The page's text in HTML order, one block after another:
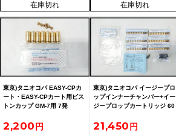
在庫切れ 在庫切れ
東京)タニオコバ EASY-CPカ
ート・EASY-CPカート用ピス
トンカップ GM-7用 7発
2,200
東京)タニオコバ イージープロ
ップインナーチャンバー+イー
ジープロップカートリッジ 60
21,450